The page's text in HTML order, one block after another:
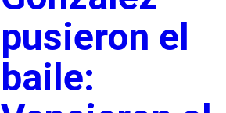
pusieron el
baile: